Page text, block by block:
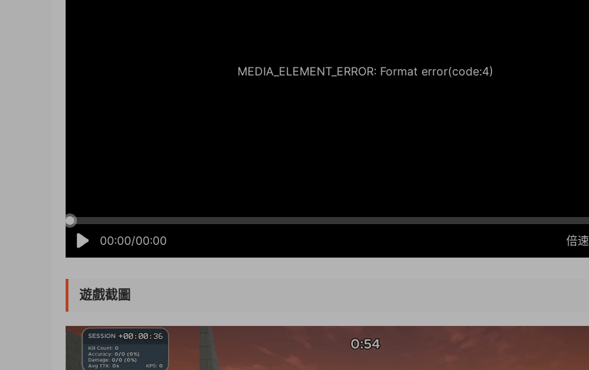
00:00/00:00 倍速
MEDIA_ELEMENT_ERROR: Format error(code:4)
遊戲截圖